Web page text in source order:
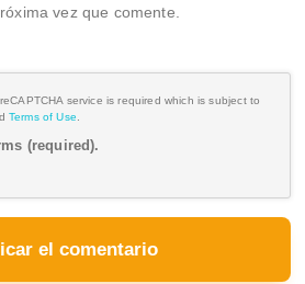
vez que comente.
service is required which is subject to
Terms of Use
(required).